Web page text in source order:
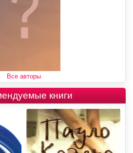
Все авторы
книги